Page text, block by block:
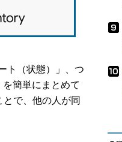
ト（状態）」、つ
簡単にまとめて
で、他の人が同